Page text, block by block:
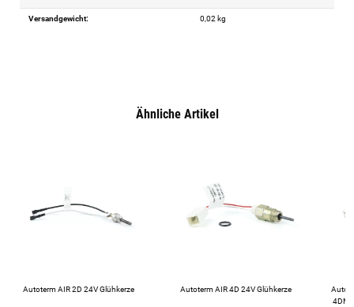
Versandgewicht: 0,02 kg
Ähnliche Artikel
Autoterm AIR 2D 24V Glühkerze Autoterm AIR 4D 24V Glühkerze